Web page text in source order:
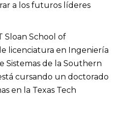
a los futuros líderes
Sloan School of
licenciatura en Ingeniería
Sistemas de la Southern
cursando un doctorado
en la Texas Tech